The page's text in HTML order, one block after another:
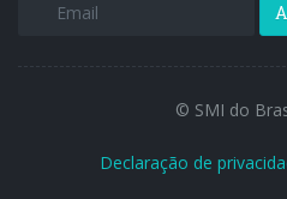
© SMI do
Declaração de